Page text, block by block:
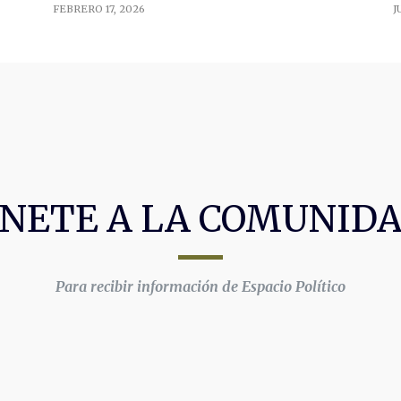
FEBRERO 17, 2026
A LA
Para recibir información de Espacio Político